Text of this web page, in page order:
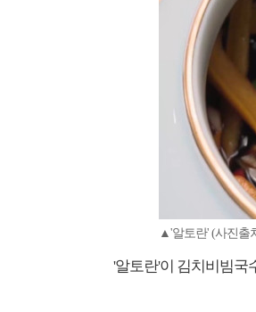
▲'알토란' (사진출
'알토란'이 김치비빔국